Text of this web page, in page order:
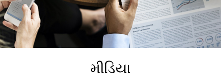
મીડિયા